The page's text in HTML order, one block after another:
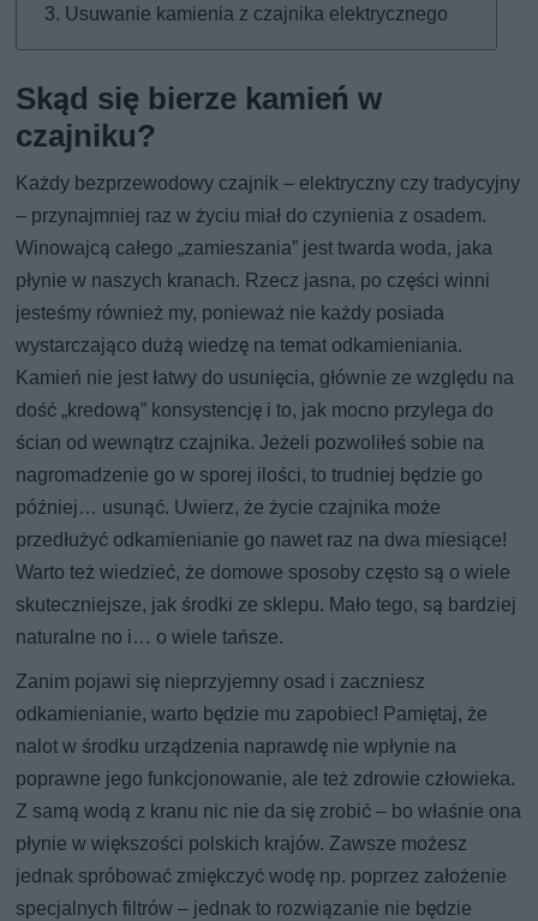
Usuwanie kamienia z czajnika elektrycznego
Skąd się bierze kamień w
czajniku?
Każdy bezprzewodowy czajnik – elektryczny czy tradycyjny
– przynajmniej raz w życiu miał do czynienia z osadem.
Winowajcą całego „zamieszania” jest twarda woda, jaka
płynie w naszych kranach. Rzecz jasna, po części winni
jesteśmy również my, ponieważ nie każdy posiada
wystarczająco dużą wiedzę na temat odkamieniania.
Kamień nie jest łatwy do usunięcia, głównie ze względu na
dość „kredową” konsystencję i to, jak mocno przylega do
ścian od wewnątrz czajnika. Jeżeli pozwoliłeś sobie na
nagromadzenie go w sporej ilości, to trudniej będzie go
później… usunąć. Uwierz, że życie czajnika może
przedłużyć odkamienianie go nawet raz na dwa miesiące!
Warto też wiedzieć, że domowe sposoby często są o wiele
skuteczniejsze, jak środki ze sklepu. Mało tego, są bardziej
naturalne no i… o wiele tańsze.
Zanim pojawi się nieprzyjemny osad i zaczniesz
odkamienianie, warto będzie mu zapobiec! Pamiętaj, że
nalot w środku urządzenia naprawdę nie wpłynie na
poprawne jego funkcjonowanie, ale też zdrowie człowieka.
Z samą wodą z kranu nic nie da się zrobić – bo właśnie ona
płynie w większości polskich krajów. Zawsze możesz
jednak spróbować zmiękczyć wodę np. poprzez założenie
specjalnych filtrów – jednak to rozwiązanie nie będzie